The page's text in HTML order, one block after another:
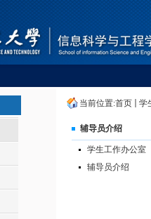
当前位置:首页 学
辅导员介绍
学生工作办公室
辅导员介绍